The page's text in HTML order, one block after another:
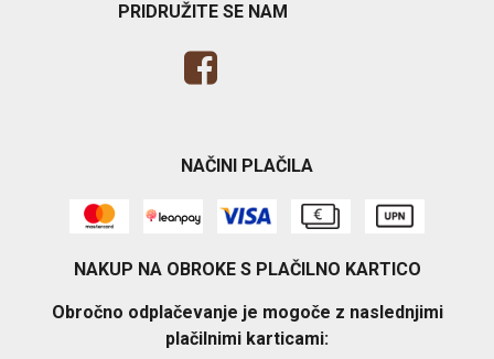
PRIDRUŽITE SE NAM
NAČINI PLAČILA
NAKUP NA OBROKE S PLAČILNO KARTICO
Obročno odplačevanje je mogoče z naslednjimi
plačilnimi karticami: